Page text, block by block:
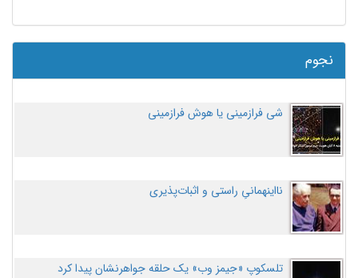
نجوم
شی فرازمینی یا هوش فرازمینی
نااینهمانیِ راستی و اثبات‌پذیری
تلسکوپ «جیمز وب» یک حلقه جواهرنشان پیدا کرد